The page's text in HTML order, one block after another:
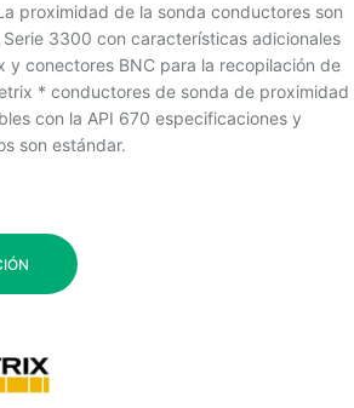
proximidad de la sonda conductores son
3300 con características adicionales
y conectores BNC para la recopilación de
* conductores de sonda de proximidad
con la API 670 especificaciones y
son estándar.